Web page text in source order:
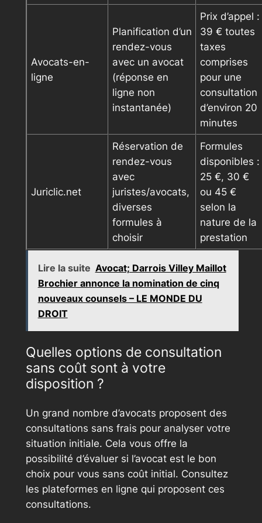
Avocats-en-
ligne
Planification d’un
rendez-vous
avec un avocat
(réponse en
ligne non
instantanée)
Prix d’appel :
39 € toutes
taxes
comprises
pour une
consultation
d’environ 20
minutes
Juriclic.net
Réservation de
rendez-vous
avec
juristes/avocats,
diverses
formules à
choisir
Formules
disponibles :
25 €, 30 €
ou 45 €
selon la
nature de la
prestation
Lire la suite Avocat; Darrois Villey Maillot
Brochier annonce la nomination de cinq
nouveaux counsels – LE MONDE DU
DROIT
Quelles options de consultation
sans coût sont à votre
disposition ?
Un grand nombre d’avocats proposent des
consultations sans frais pour analyser votre
situation initiale. Cela vous offre la
possibilité d’évaluer si l’avocat est le bon
choix pour vous sans coût initial. Consultez
les plateformes en ligne qui proposent ces
consultations.